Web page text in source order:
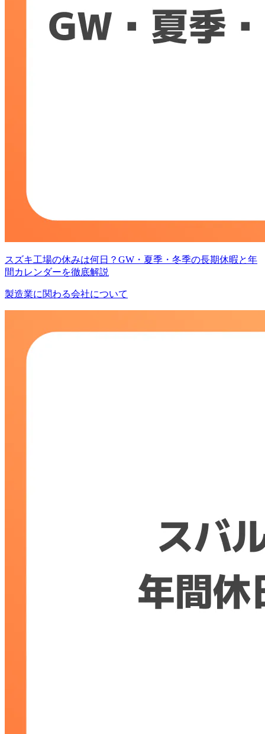
スズキ工場の休みは何日？GW・夏季・冬季の長期休暇と年
間カレンダーを徹底解説
製造業に関わる会社について